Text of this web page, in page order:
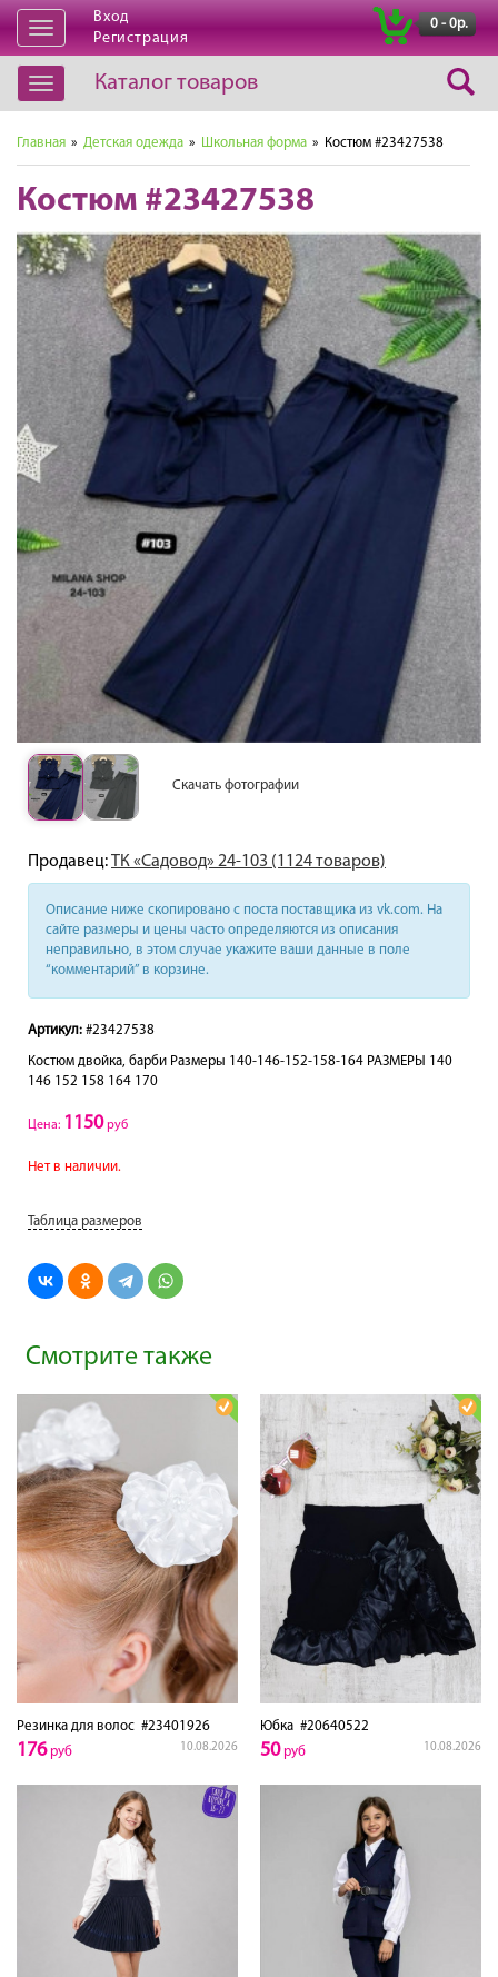
Открыть
навигацию
Вход
Регистрация
0 - 0р.
Открыть
навигацию
Каталог товаров
Главная » Детская одежда » Школьная форма » Костюм #23427538
Костюм #23427538
Скачать фотографии
Продавец:ТК «Садовод» 24-103 (1124 товаров)
Описание ниже скопировано с поста поставщика из vk.com. На
сайте размеры и цены часто определяются из описания
неправильно, в этом случае укажите ваши данные в поле
“комментарий” в корзине.
Артикул: #23427538
Костюм двойка, барби Размеры 140-146-152-158-164 РАЗМЕРЫ 140
146 152 158 164 170
Цена: 1150руб
Нет в наличии.
Таблица размеров
Смотрите также
Резинка для волос #23401926
10.08.2026
176руб
Юбка #20640522
10.08.2026
50руб